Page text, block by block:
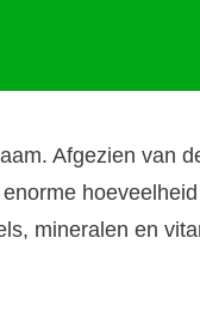
Afgezien van
mineralen en